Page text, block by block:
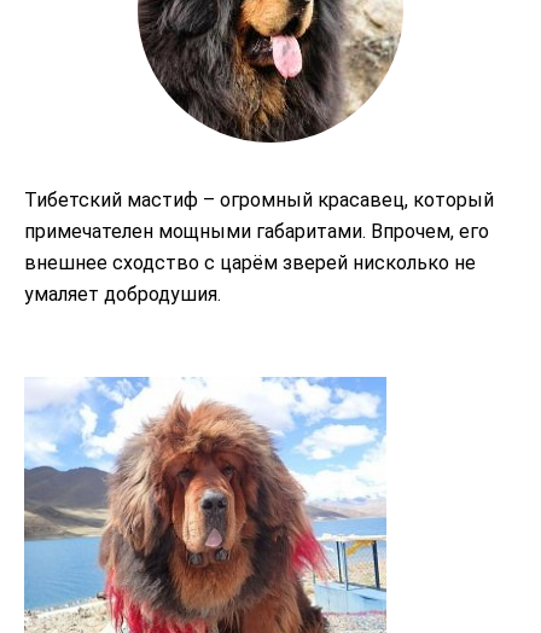
Тибетский мастиф – огромный красавец, который
примечателен мощными габаритами. Впрочем, его
внешнее сходство с царём зверей нисколько не
умаляет добродушия.